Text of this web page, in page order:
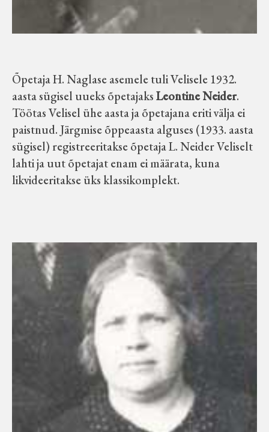
Õpetaja H. Naglase asemele tuli Velisele 1932.
aasta sügisel uueks õpetajaksLeontine Neider.
Töötas Velisel ühe aasta ja õpetajana eriti välja ei
paistnud. Järgmise õppeaasta alguses (1933. aasta
sügisel) registreeritakse õpetaja L. Neider Veliselt
lahti ja uut õpetajat enam ei määrata, kuna
likvideeritakse üks klassikomplekt.